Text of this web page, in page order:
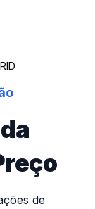
de